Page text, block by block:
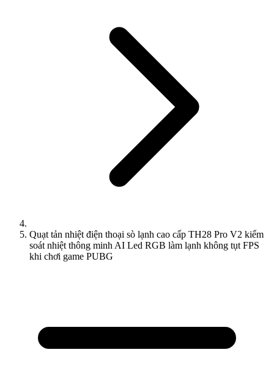
Quạt tản nhiệt điện thoại sò lạnh cao cấp TH28 Pro V2 kiểm
soát nhiệt thông minh AI Led RGB làm lạnh không tụt FPS
khi chơi game PUBG